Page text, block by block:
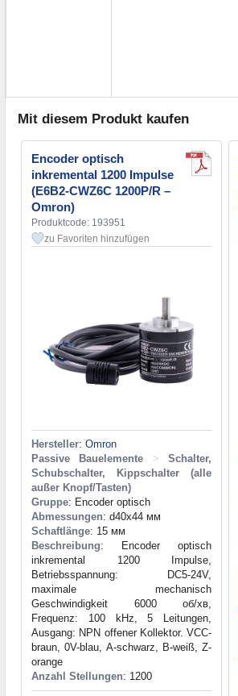
Mit diesem Produkt kaufen
Encoder optisch
inkremental 1200 Impulse
(E6B2-CWZ6C 1200P/R –
Omron)
Produktcode: 193951
zu Favoriten hinzufügen
Hersteller: Omron
Passive Bauelemente
>
Schalter,
Schubschalter, Kippschalter (alle
außer Knopf/Tasten)
Gruppe: Encoder optisch
Abmessungen: d40x44 мм
Schaftlänge: 15 мм
Beschreibung: Encoder optisch
inkremental 1200 Impulse,
Betriebsspannung: DC5-24V,
maximale mechanisch
Geschwindigkeit 6000 об/хв,
Frequenz: 100 kHz, 5 Leitungen,
Ausgang: NPN offener Kollektor. VCC-
braun, 0V-blau, A-schwarz, B-weiß, Z-
orange
Anzahl Stellungen: 1200